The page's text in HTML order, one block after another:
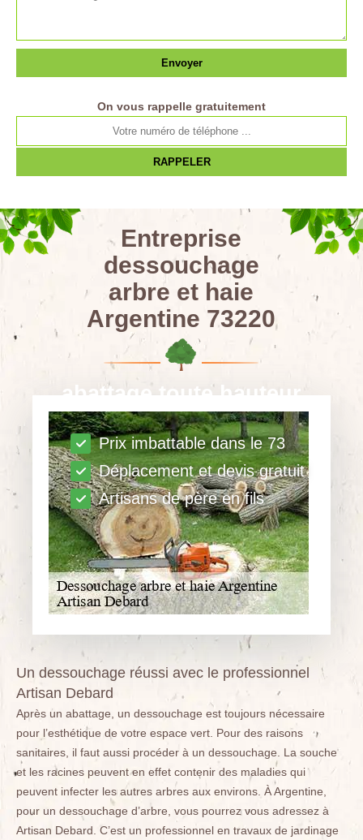
abattage toute hauteur
Prix imbattable dans le 73
Déplacement et devis gratuit
Artisans de père en fils
On vous rappelle gratuitement
Entreprise
dessouchage
arbre et haie
Argentine 73220
Un dessouchage réussi avec le professionnel
Artisan Debard
Après un abattage, un dessouchage est toujours nécessaire
pour l’esthétique de votre espace vert. Pour des raisons
sanitaires, il faut aussi procéder à un dessouchage. La souche
et les racines peuvent en effet contenir des maladies qui
peuvent infecter les autres arbres aux environs. À Argentine,
pour un dessouchage d’arbre, vous pourrez vous adressez à
Artisan Debard. C’est un professionnel en travaux de jardinage